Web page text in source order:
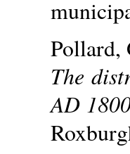
Pollard,
The
AD